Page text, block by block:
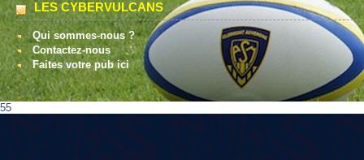
LES CYBERVULCANS
Qui sommes-nous ?
Contactez-nous
Faites votre pub ici
55